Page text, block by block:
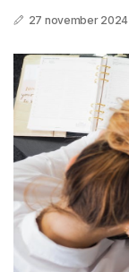
27 november 2024